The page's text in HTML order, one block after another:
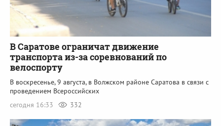
В Саратове ограничат движение
транспорта из-за соревнований по
велоспорту
В воскресенье, 9 августа, в Волжском районе Саратова в связи с
проведением Всероссийских
сегодня 16:33
332